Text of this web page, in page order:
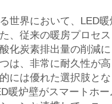
世界において、LED暖
、従来の暖房プロセス
化炭素排出量の削減に
は、非常に耐久性が高
には優れた選択肢とな
暖炉壁がスマートホー